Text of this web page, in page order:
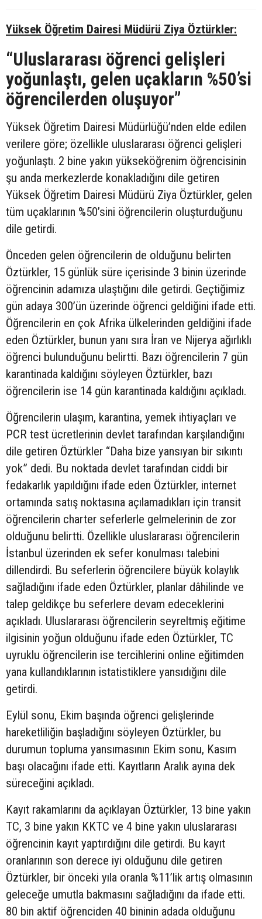
Yüksek Öğretim Dairesi Müdürü Ziya Öztürkler:
“Uluslararası öğrenci gelişleri
yoğunlaştı, gelen uçakların %50’si
öğrencilerden oluşuyor”
Yüksek Öğretim Dairesi Müdürlüğü’nden elde edilen
verilere göre; özellikle uluslararası öğrenci gelişleri
yoğunlaştı. 2 bine yakın yükseköğrenim öğrencisinin
şu anda merkezlerde konakladığını dile getiren
Yüksek Öğretim Dairesi Müdürü Ziya Öztürkler, gelen
tüm uçaklarının %50’sini öğrencilerin oluşturduğunu
dile getirdi.
Önceden gelen öğrencilerin de olduğunu belirten
Öztürkler, 15 günlük süre içerisinde 3 binin üzerinde
öğrencinin adamıza ulaştığını dile getirdi. Geçtiğimiz
gün adaya 300’ün üzerinde öğrenci geldiğini ifade etti.
Öğrencilerin en çok Afrika ülkelerinden geldiğini ifade
eden Öztürkler, bunun yanı sıra İran ve Nijerya ağırlıklı
öğrenci bulunduğunu belirtti. Bazı öğrencilerin 7 gün
karantinada kaldığını söyleyen Öztürkler, bazı
öğrencilerin ise 14 gün karantinada kaldığını açıkladı.
Öğrencilerin ulaşım, karantina, yemek ihtiyaçları ve
PCR test ücretlerinin devlet tarafından karşılandığını
dile getiren Öztürkler “Daha bize yansıyan bir sıkıntı
yok” dedi. Bu noktada devlet tarafından ciddi bir
fedakarlık yapıldığını ifade eden Öztürkler, internet
ortamında satış noktasına açılamadıkları için transit
öğrencilerin charter seferlerle gelmelerinin de zor
olduğunu belirtti. Özellikle uluslararası öğrencilerin
İstanbul üzerinden ek sefer konulması talebini
dillendirdi. Bu seferlerin öğrencilere büyük kolaylık
sağladığını ifade eden Öztürkler, planlar dâhilinde ve
talep geldikçe bu seferlere devam edeceklerini
açıkladı. Uluslararası öğrencilerin seyreltmiş eğitime
ilgisinin yoğun olduğunu ifade eden Öztürkler, TC
uyruklu öğrencilerin ise tercihlerini online eğitimden
yana kullandıklarının istatistiklere yansıdığını dile
getirdi.
Eylül sonu, Ekim başında öğrenci gelişlerinde
hareketliliğin başladığını söyleyen Öztürkler, bu
durumun topluma yansımasının Ekim sonu, Kasım
başı olacağını ifade etti. Kayıtların Aralık ayına dek
süreceğini açıkladı.
Kayıt rakamlarını da açıklayan Öztürkler, 13 bine yakın
TC, 3 bine yakın KKTC ve 4 bine yakın uluslararası
öğrencinin kayıt yaptırdığını dile getirdi. Bu kayıt
oranlarının son derece iyi olduğunu dile getiren
Öztürkler, bir önceki yıla oranla %11’lik artış olmasının
geleceğe umutla bakmasını sağladığını da ifade etti.
80 bin aktif öğrenciden 40 bininin adada olduğunu